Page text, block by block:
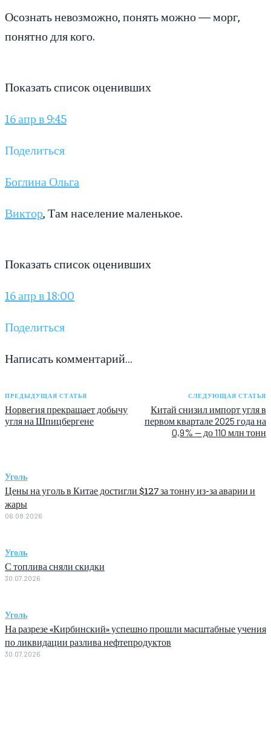
Осознать невозможно, понять можно — морг,
понятно для кого.
Показать список оценивших
16 апр в 9:45
Поделиться
Боглина Ольга
Виктор, Там население маленькое.
Показать список оценивших
16 апр в 18:00
Поделиться
Написать комментарий…
ПРЕДЫДУЩАЯ СТАТЬЯ
Норвегия прекращает добычу
угля на Шпицбергене
СЛЕДУЮЩАЯ СТАТЬЯ
Китай снизил импорт угля в
первом квартале 2025 года на
0,9% — до 110 млн тонн
Уголь
Цены на уголь в Китае достигли $127 за тонну из-за аварии и
жары
06.08.2026
Уголь
С топлива сняли скидки
30.07.2026
Уголь
На разрезе «Кирбинский» успешно прошли масштабные учения
по ликвидации разлива нефтепродуктов
30.07.2026